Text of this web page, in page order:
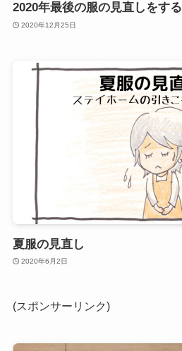
2020年最後の服の見直しをする
2020年12月25日
夏服の見直し
2020年6月2日
(スポンサーリンク)